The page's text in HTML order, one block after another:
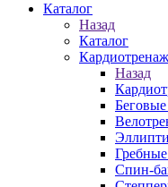
Каталог
Назад
Каталог
Назад
Спин-